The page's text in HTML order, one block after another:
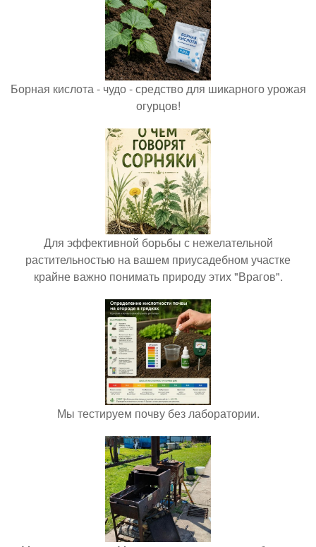
Борная кислота - чудо - средство для шикарного урожая
огурцов!
Для эффективной борьбы с нежелательной
растительностью на вашем приусадебном участке
крайне важно понимать природу этих "Врагов".
Мы тестируем почву без лаборатории.